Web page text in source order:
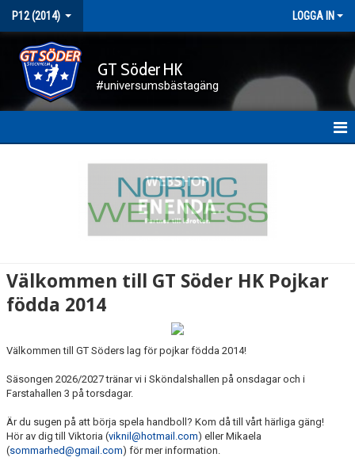
P12 (2014) LOGGA IN
GT Söder HK
#universumsbästagäng
TRUPPEN
Välkommen till GT Söder HK Pojkar
födda 2014
Välkommen till GT Söders lag för pojkar födda 2014!
Säsongen 2026/2027 tränar vi i Sköndalshallen på onsdagar och i
Farstahallen 3 på torsdagar.
Är du sugen på att börja spela handboll? Kom då till vårt härliga gäng!
Hör av dig till Viktoria (viknil@hotmail.com) eller Mikaela
(sommarhed@gmail.com) för mer information.